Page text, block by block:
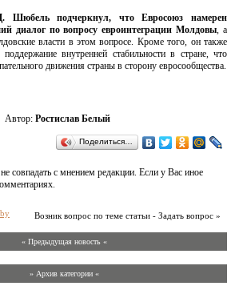
Шюбель подчеркнул, что Евросоюз намерен
диалог по вопросу евроинтеграции Молдовы, а
власти в этом вопросе. Кроме того, он также
внутренней стабильности в стране, что
движения страны в сторону евросообщества.
Автор: Ростислав Белый
Поделиться…
совпадать с мнением редакции. Если у Вас иное
Возник вопрос по теме статьи - Задать вопрос »
« Предыдущая новость «
» Архив категории «